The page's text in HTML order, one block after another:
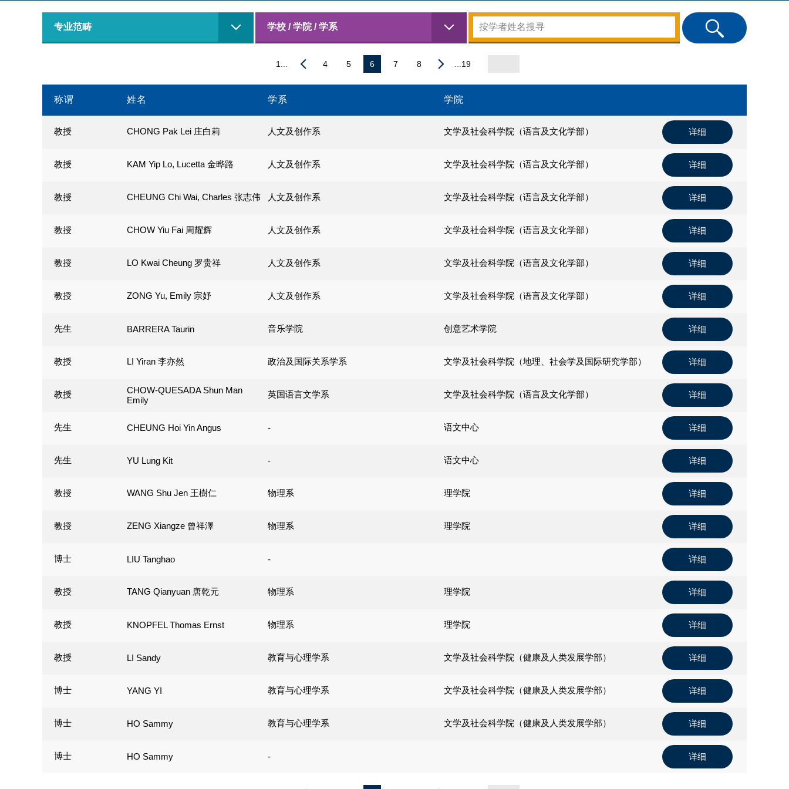
专业范畴 学校 / 学院 / 学系
1... 4 5 6 7 8 ...19
称谓 姓名 学系 学院
教授 CHONG Pak Lei 庄白莉 人文及创作系 文学及社会科学院（语言及文化学部） 详细
教授 KAM Yip Lo, Lucetta 金晔路 人文及创作系 文学及社会科学院（语言及文化学部） 详细
教授 CHEUNG Chi Wai, Charles 张志伟 人文及创作系 文学及社会科学院（语言及文化学部） 详细
教授 CHOW Yiu Fai 周耀辉 人文及创作系 文学及社会科学院（语言及文化学部） 详细
教授 LO Kwai Cheung 罗贵祥 人文及创作系 文学及社会科学院（语言及文化学部） 详细
教授 ZONG Yu, Emily 宗妤 人文及创作系 文学及社会科学院（语言及文化学部） 详细
先生 BARRERA Taurin 音乐学院 创意艺术学院 详细
教授 LI Yiran 李亦然 政治及国际关系学系 文学及社会科学院（地理、社会学及国际研究学部） 详细
教授
CHOW-QUESADA Shun Man
Emily
英国语言文学系 文学及社会科学院（语言及文化学部） 详细
先生 CHEUNG Hoi Yin Angus - 语文中心 详细
先生 YU Lung Kit - 语文中心 详细
教授 WANG Shu Jen 王樹仁 物理系 理学院 详细
教授 ZENG Xiangze 曾祥澤 物理系 理学院 详细
博士 LIU Tanghao - 详细
教授 TANG Qianyuan 唐乾元 物理系 理学院 详细
教授 KNOPFEL Thomas Ernst 物理系 理学院 详细
教授 LI Sandy 教育与心理学系 文学及社会科学院（健康及人类发展学部） 详细
博士 YANG YI 教育与心理学系 文学及社会科学院（健康及人类发展学部） 详细
博士 HO Sammy 教育与心理学系 文学及社会科学院（健康及人类发展学部） 详细
博士 HO Sammy - 详细